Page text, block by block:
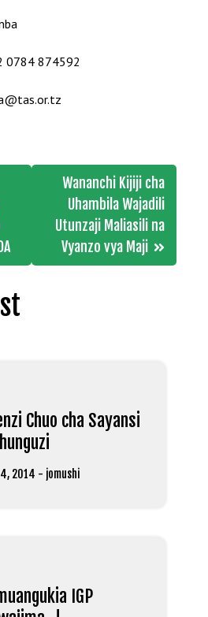
0784 874592
Wananchi Kijiji cha
Uhambila Wajadili
Utunzaji Maliasili na
Vyanzo vya Maji
Chuo cha Sayansi
2014 - jomushi
IGP